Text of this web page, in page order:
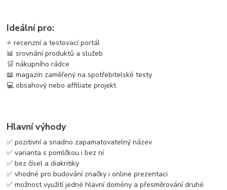
Ideální pro:
⭐ recenzní a testovací portál
📊 srovnání produktů a služeb
🛒 nákupního rádce
📖 magazín zaměřený na spotřebitelské testy
💻 obsahový nebo affiliate projekt
Hlavní výhody
✅ pozitivní a snadno zapamatovatelný název
✅ varianta s pomlčkou i bez ní
✅ bez čísel a diakritiky
✅ vhodné pro budování značky i online prezentaci
✅ možnost využití jedné hlavní domény a přesměrování druhé